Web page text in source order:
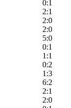
0:1
2:1
2:0
2:0
5:0
0:1
1:1
0:2
1:3
6:2
2:1
2:0